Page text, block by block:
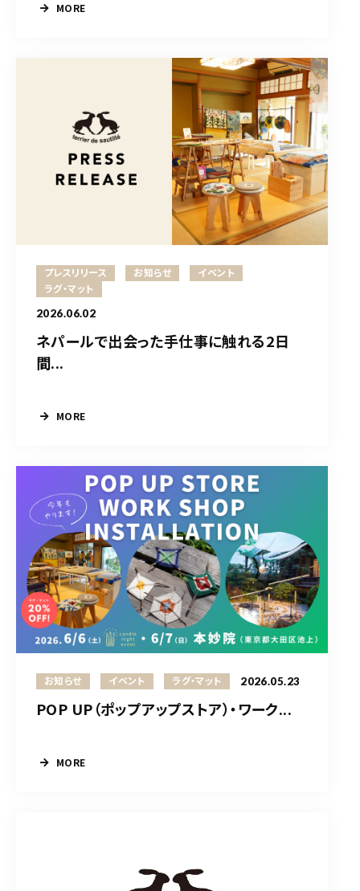
MORE
プレスリリース お知らせ
イベント
ラグ・マット
2026.06.02
ネパールで出会った手仕事に触れる2日
間...
MORE
お知らせ イベント ラグ・マット 2026.05.23
POP UP（ポップアップストア）・ワーク...
MORE